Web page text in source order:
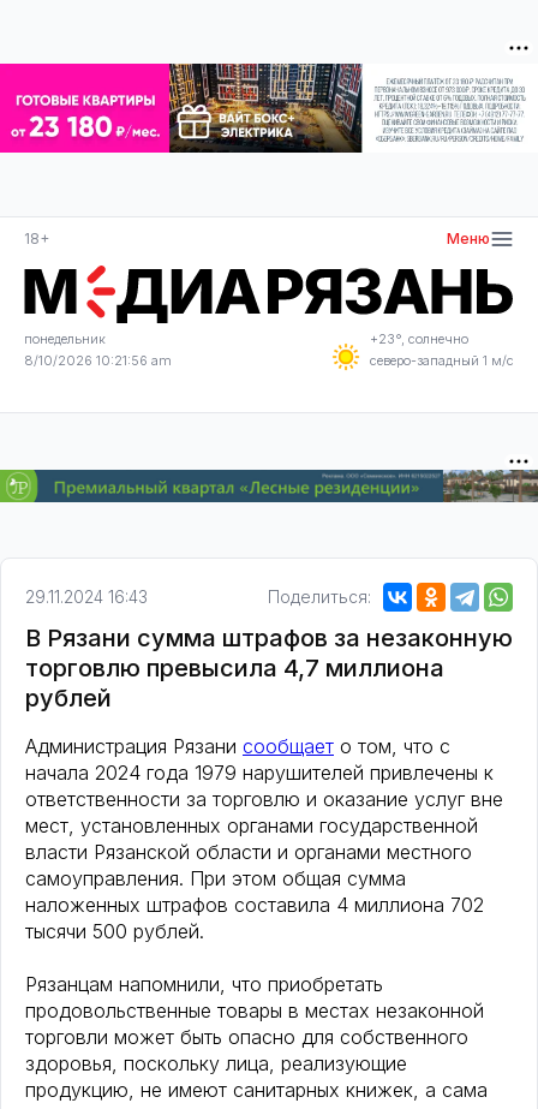
18+ Меню
понедельник
8/10/2026 10:21:56 am
+23°, солнечно
северо-западный 1 м/с
29.11.2024 16:43 Поделиться:
В Рязани сумма штрафов за незаконную
торговлю превысила 4,7 миллиона
рублей
Администрация Рязани сообщает о том, что с
начала 2024 года 1979 нарушителей привлечены к
ответственности за торговлю и оказание услуг вне
мест, установленных органами государственной
власти Рязанской области и органами местного
самоуправления. При этом общая сумма
наложенных штрафов составила 4 миллиона 702
тысячи 500 рублей.
Рязанцам напомнили, что приобретать
продовольственные товары в местах незаконной
торговли может быть опасно для собственного
здоровья, поскольку лица, реализующие
продукцию, не имеют санитарных книжек, а сама